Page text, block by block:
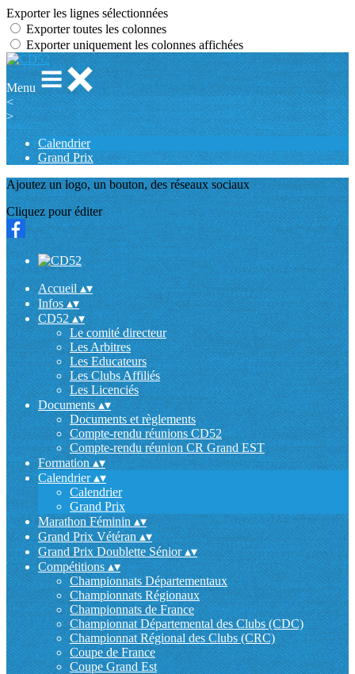
Exporter les lignes sélectionnées
Exporter toutes les colonnes
Exporter uniquement les colonnes affichées
Menu
<
>
Calendrier
Grand Prix
Ajoutez un logo, un bouton, des réseaux sociaux
Cliquez pour éditer
Accueil▴▾
Infos▴▾
CD52▴▾
Le comité directeur
Les Arbitres
Les Educateurs
Les Clubs Affiliés
Les Licenciés
Documents▴▾
Documents et règlements
Compte-rendu réunions CD52
Compte-rendu réunion CR Grand EST
Formation▴▾
Calendrier▴▾
Calendrier
Grand Prix
Marathon Féminin▴▾
Grand Prix Vétéran▴▾
Grand Prix Doublette Sénior▴▾
Compétitions▴▾
Championnats Départementaux
Championnats Régionaux
Championnats de France
Championnat Départemental des Clubs (CDC)
Championnat Régional des Clubs (CRC)
Coupe de France
Coupe Grand Est